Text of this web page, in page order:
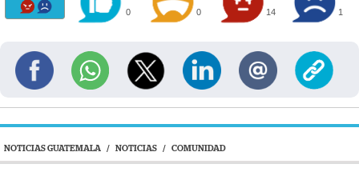
0 0 14 1
NOTICIAS GUATEMALA / NOTICIAS / COMUNIDAD